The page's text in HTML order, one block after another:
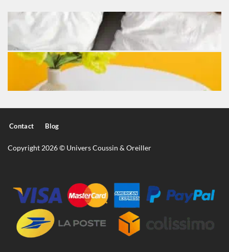
Contact Blog
Copyright 2026 © Univers Coussin & Oreiller